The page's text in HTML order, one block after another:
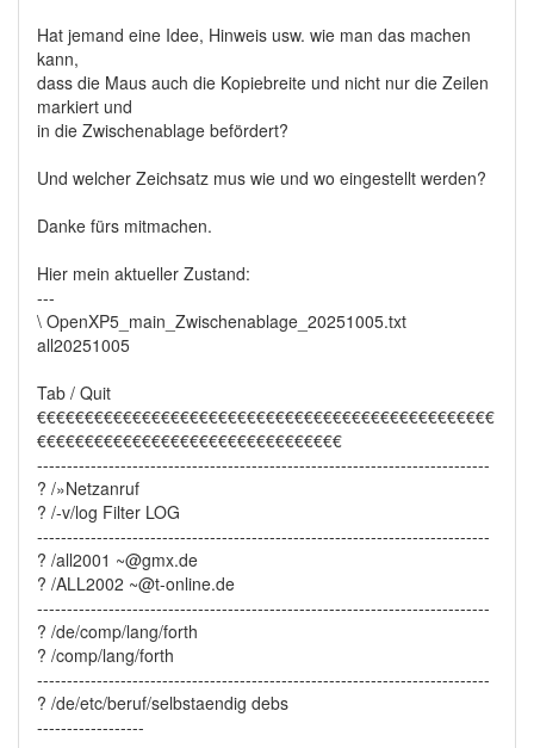
Hat jemand eine Idee, Hinweis usw. wie man das machen
kann,
dass die Maus auch die Kopiebreite und nicht nur die Zeilen
markiert und
in die Zwischenablage befördert?
Und welcher Zeichsatz mus wie und wo eingestellt werden?
Danke fürs mitmachen.
Hier mein aktueller Zustand:
---
\ OpenXP5_main_Zwischenablage_20251005.txt
all20251005
Tab / Quit
€€€€€€€€€€€€€€€€€€€€€€€€€€€€€€€€€€€€€€€€€€€€€€€€
€€€€€€€€€€€€€€€€€€€€€€€€€€€€€€€€
----------------------------------------------------------------------------
? /»Netzanruf
? /-v/log Filter LOG
----------------------------------------------------------------------------
? /all2001 ~@gmx.de
? /ALL2002 ~@t-online.de
----------------------------------------------------------------------------
? /de/comp/lang/forth
? /comp/lang/forth
----------------------------------------------------------------------------
? /de/etc/beruf/selbstaendig debs
------------------